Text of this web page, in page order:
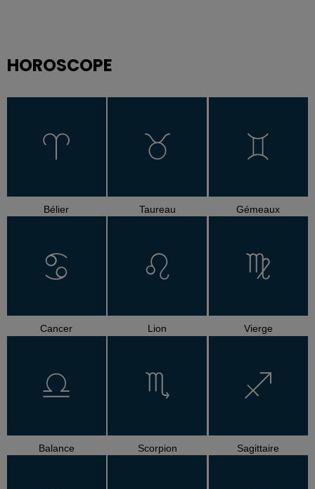
HOROSCOPE
Bélier Taureau Gémeaux
Cancer Lion Vierge
Balance Scorpion Sagittaire